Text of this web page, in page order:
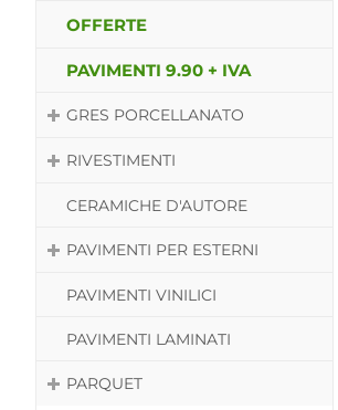
OFFERTE
PAVIMENTI 9.90 + IVA
GRES PORCELLANATO
RIVESTIMENTI
CERAMICHE D'AUTORE
PAVIMENTI PER ESTERNI
PAVIMENTI VINILICI
PAVIMENTI LAMINATI
PARQUET